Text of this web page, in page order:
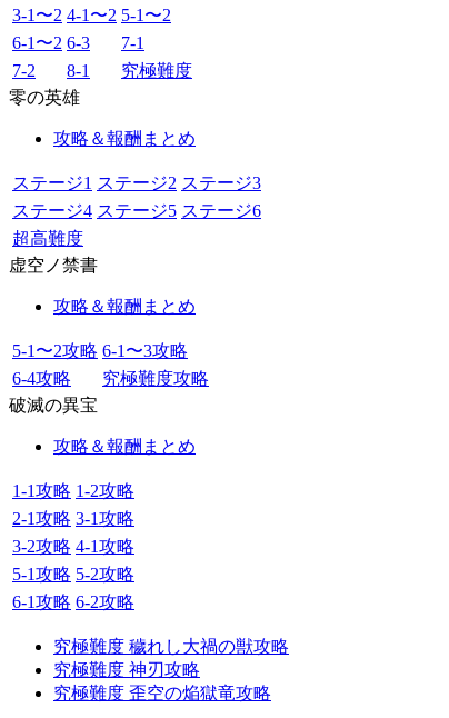
3-1〜2 4-1〜2 5-1〜2
6-1〜2 6-3
7-1
7-2
8-1
究極難度
零の英雄
攻略＆報酬まとめ
ステージ1 ステージ2 ステージ3
ステージ4 ステージ5 ステージ6
超高難度
虚空ノ禁書
攻略＆報酬まとめ
5-1〜2攻略 6-1〜3攻略
6-4攻略
究極難度攻略
破滅の異宝
攻略＆報酬まとめ
1-1攻略 1-2攻略
2-1攻略 3-1攻略
3-2攻略 4-1攻略
5-1攻略 5-2攻略
6-1攻略 6-2攻略
究極難度 穢れし大禍の獣攻略
究極難度 神刃攻略
究極難度 歪空の焔獄竜攻略